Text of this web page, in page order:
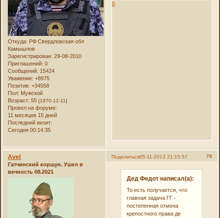
Откуда: РФ Свердловская обл
Камышлов
Зарегистрирован: 29-08-2010
Приглашений: 0
Сообщений: 15424
Уважение: +8975
Позитив: +34558
Пол: Мужской
Возраст: 55[1970-12-11]
Провел на форуме:
11 месяцев 15 дней
Последний визит:
Сегодня 00:14:35
0
Поделиться 78
05-11-2013 21:15:57
Avel
Гатчинский коршун. Ушел в
вечность 08.2021
Дед Федот написал(а):
То есть получается, что
главная задача ГГ -
постепенная отмена
крепостного права де